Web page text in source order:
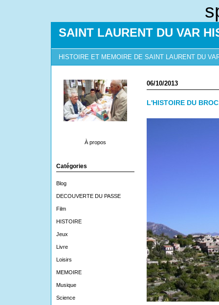
SAINT LAURENT DU VAR
HISTOIRE ET MEMOIRE DE SAINT LAURENT DU
À propos
Catégories
Blog
DECOUVERTE DU PASSE
Film
HISTOIRE
Jeux
Livre
Loisirs
MEMOIRE
Musique
Science
06/10/2013
L'HISTOIRE DU BROC